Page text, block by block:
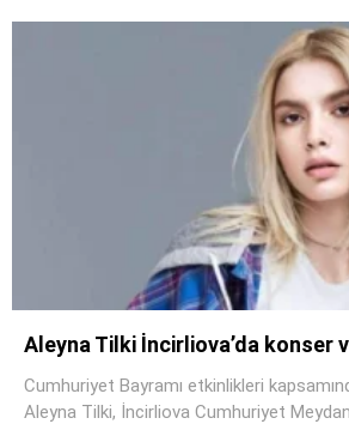
Aleyna Tilki İncirliova’da konser
Cumhuriyet Bayramı etkinlikleri
Aleyna Tilki, İncirliova Cumhuriyet